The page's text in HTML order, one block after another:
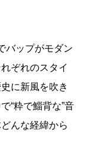
バップがモダン
ぞれのスタイ
に新風を吹き
“粋で鯔背な”音
んな経緯から